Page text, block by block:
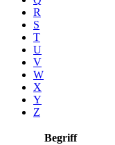
R
S
T
U
V
W
X
Y
Z
Begriff